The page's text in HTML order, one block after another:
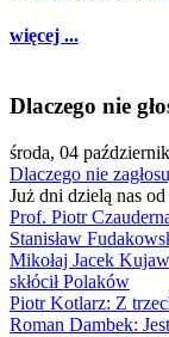
więcej ...
Dlaczego nie
środa, 04
Dlaczego nie
Już dni dzielą nas
Prof. Piotr
Stanisław
Mikołaj Jacek
skłócił Polaków
Piotr Kotlarz: Z
Roman Dambek: